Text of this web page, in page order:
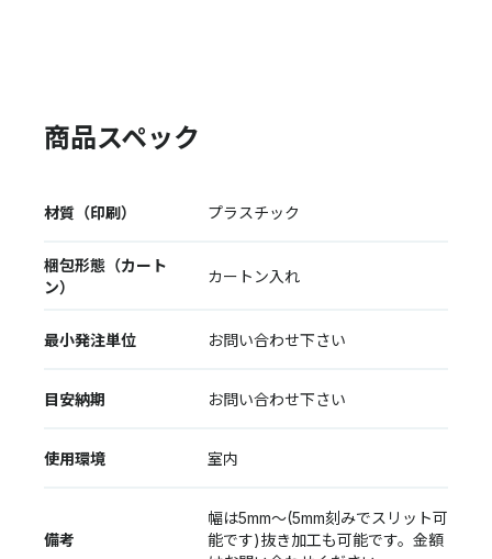
商品スペック
材質（印刷） プラスチック
梱包形態（カート
ン）
カートン入れ
最小発注単位 お問い合わせ下さい
目安納期 お問い合わせ下さい
使用環境 室内
備考
幅は5mm〜(5mm刻みでスリット可
能です)抜き加工も可能です。金額